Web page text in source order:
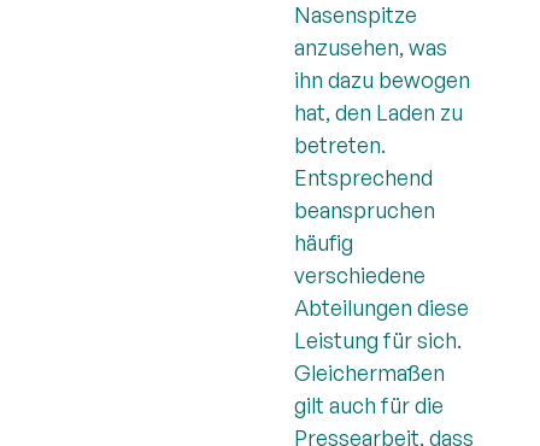
Nasenspitze
anzusehen, was
ihn dazu bewogen
hat, den Laden zu
betreten.
Entsprechend
beanspruchen
häufig
verschiedene
Abteilungen diese
Leistung für sich.
Gleichermaßen
gilt auch für die
Pressearbeit, dass